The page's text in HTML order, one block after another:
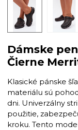
Dámske
Čierne
Klasické pánske
materiálu sú
dni. Univerzálny
použitie,
kroku. Tento